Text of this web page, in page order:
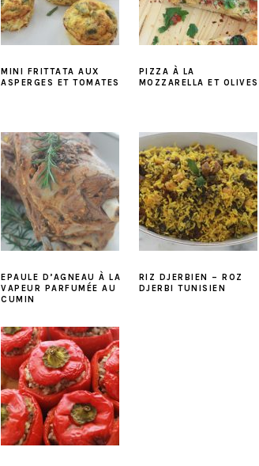
MINI FRITTATA AUX
ASPERGES ET TOMATES
PIZZA À LA
MOZZARELLA ET OLIVES
EPAULE D’AGNEAU À LA
VAPEUR PARFUMÉE AU
CUMIN
RIZ DJERBIEN – ROZ
DJERBI TUNISIEN